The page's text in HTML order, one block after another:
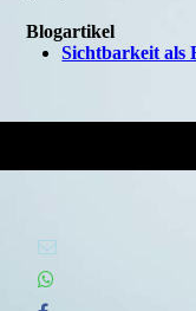
Blogartikel
Sichtbarkeit als